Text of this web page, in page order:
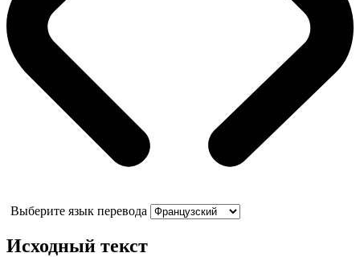
Выберите язык перевода
Исходный текст